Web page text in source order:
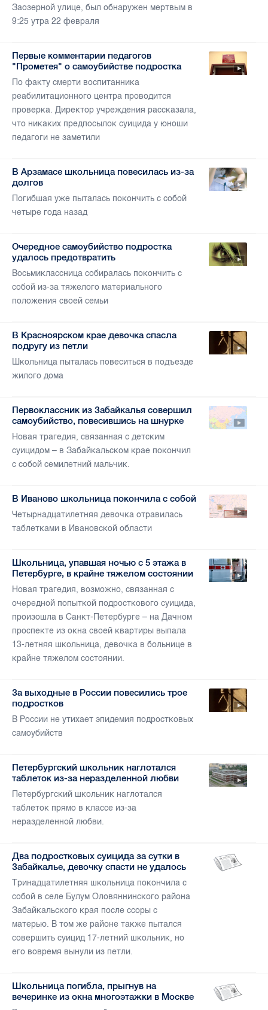
Заозерной улице, был обнаружен мертвым в
9:25 утра 22 февраля
Первые комментарии педагогов
"Прометея" о самоубийстве подростка
По факту смерти воспитанника
реабилитационного центра проводится
проверка. Директор учреждения рассказала,
что никаких предпосылок суицида у юноши
педагоги не заметили
В Арзамасе школьница повесилась из-за
долгов
Погибшая уже пыталась покончить с собой
четыре года назад
Очередное самоубийство подростка
удалось предотвратить
Восьмиклассница собиралась покончить с
собой из-за тяжелого материального
положения своей семьи
В Красноярском крае девочка спасла
подругу из петли
Школьница пыталась повеситься в подъезде
жилого дома
Первоклассник из Забайкалья совершил
самоубийство, повесившись на шнурке
Новая трагедия, связанная с детским
суицидом – в Забайкальском крае покончил
с собой семилетний мальчик.
В Иваново школьница покончила с собой
Четырнадцатилетняя девочка отравилась
таблетками в Ивановской области
Школьница, упавшая ночью с 5 этажа в
Петербурге, в крайне тяжелом состоянии
Новая трагедия, возможно, связанная с
очередной попыткой подросткового суицида,
произошла в Санкт-Петербурге – на Дачном
проспекте из окна своей квартиры выпала
13-летняя школьница, девочка в больнице в
крайне тяжелом состоянии.
За выходные в России повесились трое
подростков
В России не утихает эпидемия подростковых
самоубийств
Петербургский школьник наглотался
таблеток из-за неразделенной любви
Петербургский школьник наглотался
таблеток прямо в классе из-за
неразделенной любви.
Два подростковых суицида за сутки в
Забайкалье, девочку спасти не удалось
Тринадцатилетняя школьница покончила с
собой в селе Булум Оловяннинского района
Забайкальского края после ссоры с
матерью. В том же районе также пытался
совершить суицид 17-летний школьник, но
его вовремя вынули из петли.
Школьница погибла, прыгнув на
вечеринке из окна многоэтажки в Москве